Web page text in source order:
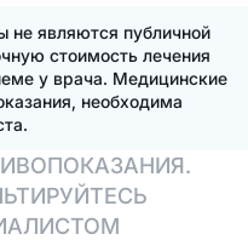
Поставить брекеты,
исправить прикус
Эстетические
реставрации
не являются публичной
стоимость лечения
у врача. Медицинские
необходима